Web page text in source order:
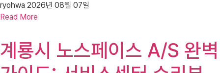
ryohwa 2026년 08월 07일
Read More
계룡시 노스페이스 A/S 완벽